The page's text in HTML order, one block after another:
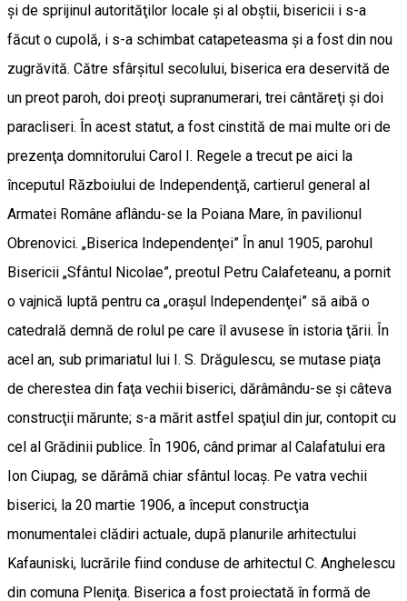
şi de sprijinul autorităţilor locale şi al obştii, bisericii i s-a
făcut o cupolă, i s-a schimbat catapeteasma şi a fost din nou
zugrăvită. Către sfârşitul secolului, biserica era deservită de
un preot paroh, doi preoţi supranumerari, trei cântăreţi şi doi
paracliseri. În acest statut, a fost cinstită de mai multe ori de
prezenţa domnitorului Carol I. Regele a trecut pe aici la
începutul Războiului de Independenţă, cartierul general al
Armatei Române aflându-se la Poiana Mare, în pavilionul
Obrenovici. „Biserica Independenţei” În anul 1905, parohul
Bisericii „Sfântul Nicolae”, preotul Petru Calafeteanu, a pornit
o vajnică luptă pentru ca „oraşul Independenţei” să aibă o
catedrală demnă de rolul pe care îl avusese în istoria ţării. În
acel an, sub primariatul lui I. S. Drăgulescu, se mutase piaţa
de cherestea din faţa vechii biserici, dărâ­mân­du-se şi câteva
construcţii mărunte; s-a mărit astfel spaţiul din jur, contopit cu
cel al Grădinii publice. În 1906, când primar al Calafatului era
Ion Ciupag, se dărâmă chiar sfântul locaş. Pe vatra vechii
biserici, la 20 martie 1906, a început construcţia
monumentalei clădiri actuale, după planurile arhitectului
Kafauniski, lucrările fiind conduse de arhitectul C. Anghelescu
din comuna Pleniţa. Biserica a fost proiectată în formă de